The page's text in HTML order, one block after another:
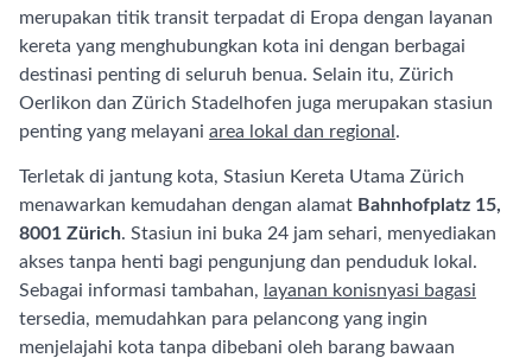
merupakan titik transit terpadat di Eropa dengan layanan
kereta yang menghubungkan kota ini dengan berbagai
destinasi penting di seluruh benua. Selain itu, Zürich
Oerlikon dan Zürich Stadelhofen juga merupakan stasiun
penting yang melayani area lokal dan regional .
Terletak di jantung kota, Stasiun Kereta Utama Zürich
menawarkan kemudahan dengan alamat Bahnhofplatz 15,
8001 Zürich. Stasiun ini buka 24 jam sehari, menyediakan
akses tanpa henti bagi pengunjung dan penduduk lokal.
Sebagai informasi tambahan, layanan konisnyasi bagasi
tersedia, memudahkan para pelancong yang ingin
menjelajahi kota tanpa dibebani oleh barang bawaan